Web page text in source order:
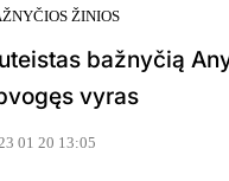
ŽINIOS
bažnyčią
vyras
01 20 13:05